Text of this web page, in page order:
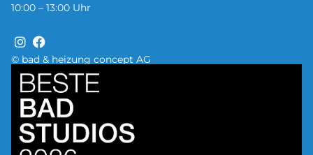
© bad & heizung concept AG
10:00 – 13:00 Uhr